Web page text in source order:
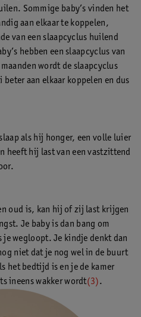
Sommige baby’s vinden het
aan elkaar te koppelen,
van een slaapcyclus huilend
hebben een slaapcyclus van
wordt de slaapcyclus
aan elkaar koppelen en dus
als hij honger, een volle luier
heeft hij last van een vastzittend
oud is, kan hij of zij last krijgen
Je baby is dan bang om
wegloopt. Je kindje denkt dan
niet dat je nog wel in de buurt
het bedtijd is en je de kamer
ineens wakker wordt(3).